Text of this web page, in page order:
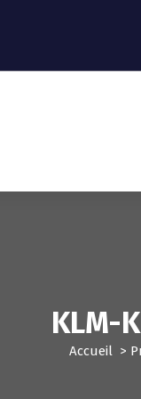
KLM-
Accueil>